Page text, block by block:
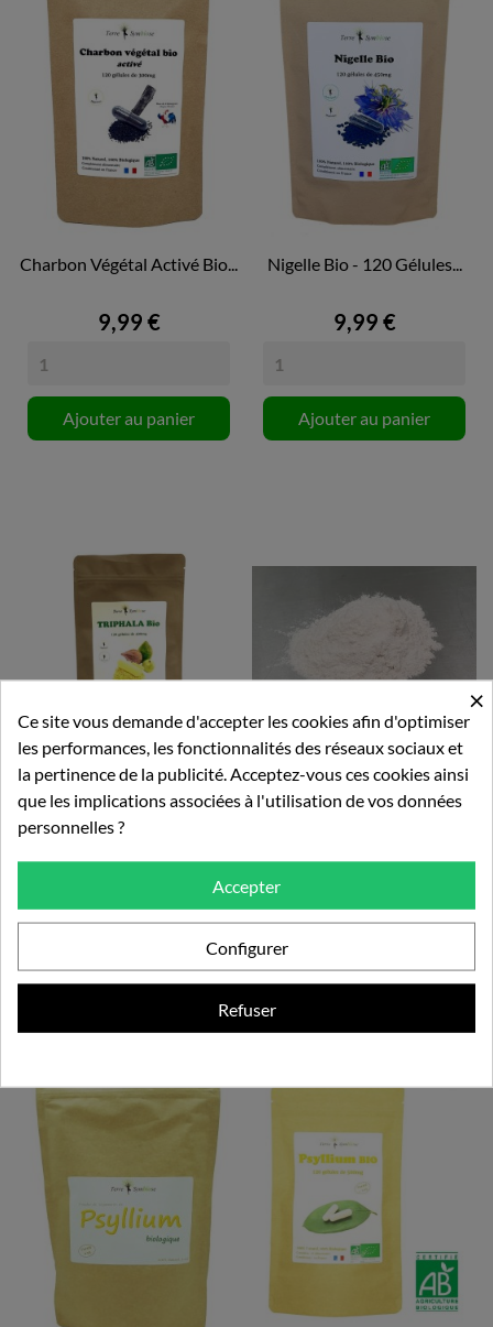
Charbon Végétal Activé Bio...
9,99 €
Ajouter au panier
Nigelle Bio - 120 Gélules...
9,99 €
Ajouter au panier
Triphala Bio - 120 Gélules...
Ajouter au panier Ajouter au panier
×
Ce site vous demande d'accepter les cookies afin d'optimiser
les performances, les fonctionnalités des réseaux sociaux et
la pertinence de la publicité. Acceptez-vous ces cookies ainsi
que les implications associées à l'utilisation de vos données
personnelles ?
Accepter
Configurer
Refuser